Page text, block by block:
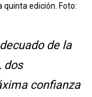
quinta edición. Foto:
de la
dos
confianza